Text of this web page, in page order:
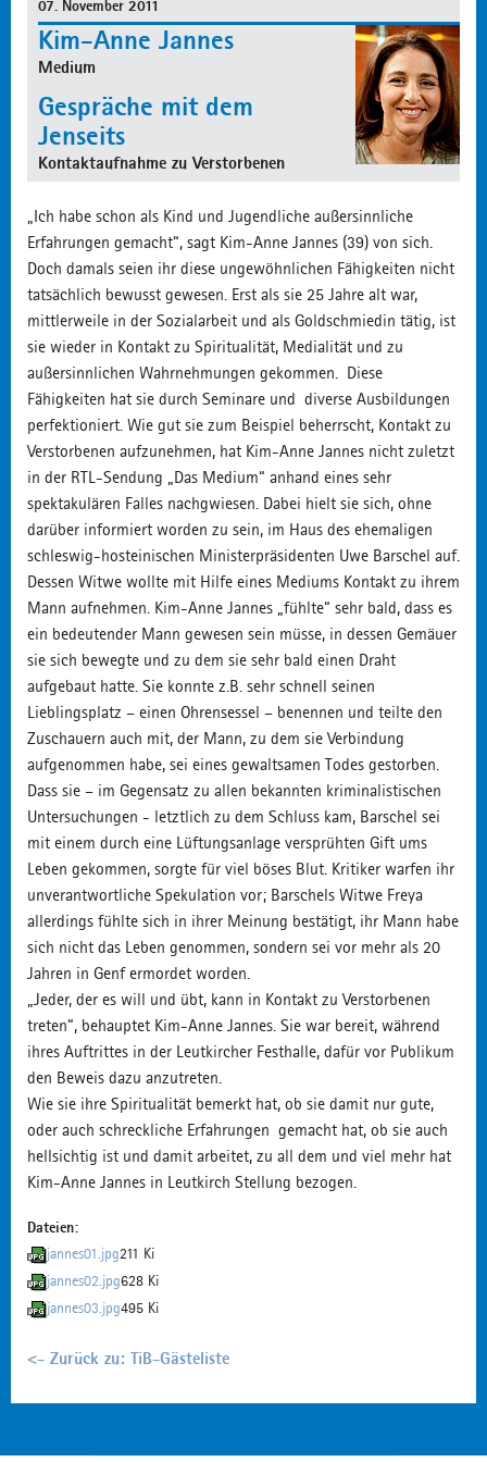
07. November 2011
Kim-Anne Jannes
Medium
Gespräche mit dem
Jenseits
Kontaktaufnahme zu Verstorbenen
„Ich habe schon als Kind und Jugendliche außersinnliche
Erfahrungen gemacht“, sagt Kim-Anne Jannes (39) von sich.
Doch damals seien ihr diese ungewöhnlichen Fähigkeiten nicht
tatsächlich bewusst gewesen. Erst als sie 25 Jahre alt war,
mittlerweile in der Sozialarbeit und als Goldschmiedin tätig, ist
sie wieder in Kontakt zu Spiritualität, Medialität und zu
außersinnlichen Wahrnehmungen gekommen. Diese
Fähigkeiten hat sie durch Seminare und diverse Ausbildungen
perfektioniert. Wie gut sie zum Beispiel beherrscht, Kontakt zu
Verstorbenen aufzunehmen, hat Kim-Anne Jannes nicht zuletzt
in der RTL-Sendung „Das Medium“ anhand eines sehr
spektakulären Falles nachgwiesen. Dabei hielt sie sich, ohne
darüber informiert worden zu sein, im Haus des ehemaligen
schleswig-hosteinischen Ministerpräsidenten Uwe Barschel auf.
Dessen Witwe wollte mit Hilfe eines Mediums Kontakt zu ihrem
Mann aufnehmen. Kim-Anne Jannes „fühlte“ sehr bald, dass es
ein bedeutender Mann gewesen sein müsse, in dessen Gemäuer
sie sich bewegte und zu dem sie sehr bald einen Draht
aufgebaut hatte. Sie konnte z.B. sehr schnell seinen
Lieblingsplatz – einen Ohrensessel – benennen und teilte den
Zuschauern auch mit, der Mann, zu dem sie Verbindung
aufgenommen habe, sei eines gewaltsamen Todes gestorben.
Dass sie – im Gegensatz zu allen bekannten kriminalistischen
Untersuchungen - letztlich zu dem Schluss kam, Barschel sei
mit einem durch eine Lüftungsanlage versprühten Gift ums
Leben gekommen, sorgte für viel böses Blut. Kritiker warfen ihr
unverantwortliche Spekulation vor; Barschels Witwe Freya
allerdings fühlte sich in ihrer Meinung bestätigt, ihr Mann habe
sich nicht das Leben genommen, sondern sei vor mehr als 20
Jahren in Genf ermordet worden.
„Jeder, der es will und übt, kann in Kontakt zu Verstorbenen
treten“, behauptet Kim-Anne Jannes. Sie war bereit, während
ihres Auftrittes in der Leutkircher Festhalle, dafür vor Publikum
den Beweis dazu anzutreten.
Wie sie ihre Spiritualität bemerkt hat, ob sie damit nur gute,
oder auch schreckliche Erfahrungen gemacht hat, ob sie auch
hellsichtig ist und damit arbeitet, zu all dem und viel mehr hat
Kim-Anne Jannes in Leutkirch Stellung bezogen.
Dateien:
jannes01.jpg211 Ki
jannes02.jpg628 Ki
jannes03.jpg495 Ki
<- Zurück zu: TiB-Gästeliste